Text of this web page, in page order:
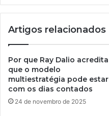
Artigos relacionados
Por que Ray Dalio acredita
que o modelo
multiestratégia pode estar
com os dias contados
24 de novembro de 2025